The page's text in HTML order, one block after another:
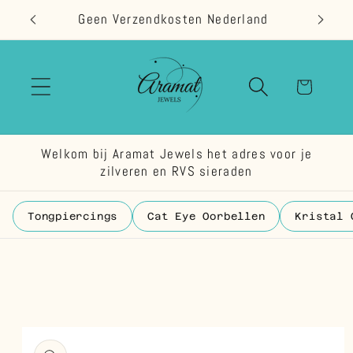
naar de
content
Geen Verzendkosten Nederland
Welkom bij Aramat Jewels het adres voor je
zilveren en RVS sieraden
Tongpiercings Cat Eye Oorbellen Kristal
direct naar